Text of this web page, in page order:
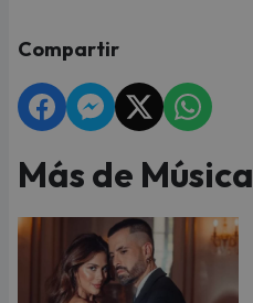
Compartir
Más de Música